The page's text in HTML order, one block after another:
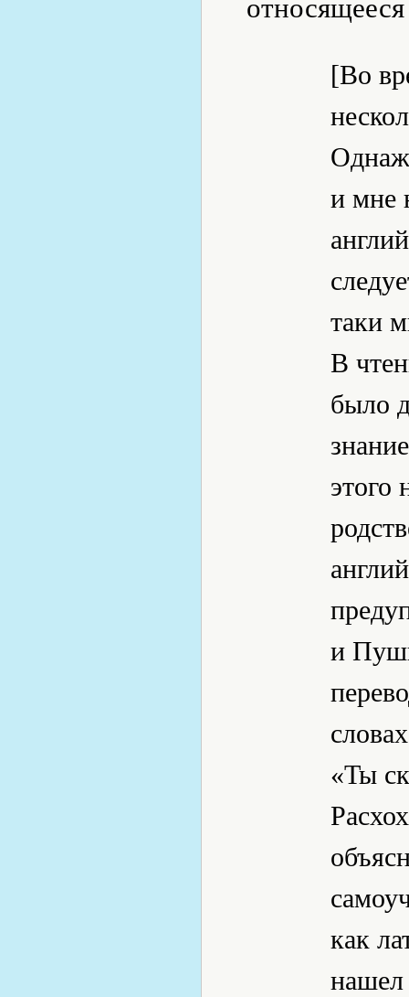
[Во
и мне
таки
В
было
этого
и
«Ты
как
нашел